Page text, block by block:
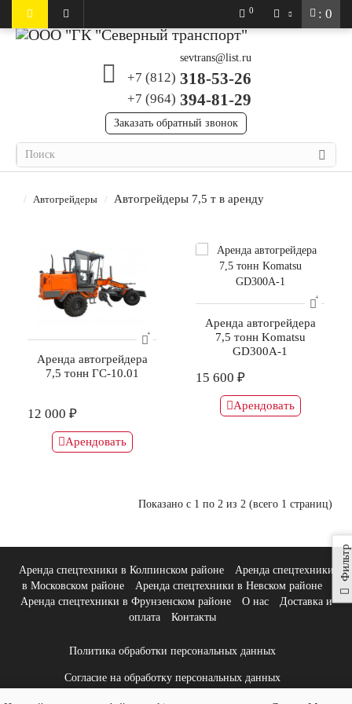
: 0
0
sevtrans@list.ru
+7 (812) 318-53-26
+7 (964) 394-81-29
Заказать обратный звонок
Автогрейдеры Автогрейдеры 7,5 т в аренду
Фильтр
Аренда автогрейдера
7,5 тонн ГС-10.01
12 000 ₽
Арендовать
Аренда автогрейдера
7,5 тонн Komatsu
GD300A-1
15 600 ₽
Арендовать
Показано с 1 по 2 из 2 (всего 1 страниц)
Аренда спецтехники в Колпинском районе
Аренда спецтехники
в Московском районе
Аренда спецтехники в Невском районе
Аренда спецтехники в Фрунзенском районе
О нас
Доставка и
оплата
Контакты
Политика обработки персональных данных
Согласие на обработку персональных данных